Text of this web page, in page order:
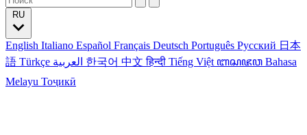
English Italiano Español Français Deutsch Português Русский 日本
語 Türkçe 한국어 中文हिन्दी Tiếng Việt ꦧꦱꦗꦮ Bahasa
Melayu Тоҷикӣ